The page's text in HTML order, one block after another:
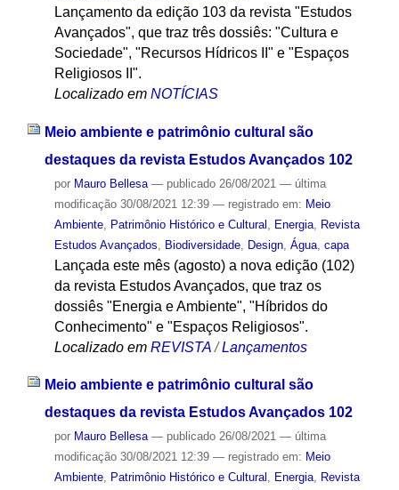
Lançamento da edição 103 da revista "Estudos
Avançados", que traz três dossiês: "Cultura e
Sociedade", "Recursos Hídricos II" e "Espaços
Religiosos II".
Localizado em NOTÍCIAS
Meio ambiente e patrimônio cultural são
destaques da revista Estudos Avançados 102
por Mauro Bellesa — publicado26/08/2021 — última
modificação30/08/2021 12:39 — registrado em: Meio
Ambiente, Patrimônio Histórico e Cultural Energia, Revista
Estudos Avançados
Biodiversidade, Design, Água, capa
Lançada este mês (agosto) a nova edição (102)
da revista Estudos Avançados, que traz os
dossiês "Energia e Ambiente", "Híbridos do
Conhecimento" e "Espaços Religiosos".
Localizado em REVISTA /Lançamentos
Meio ambiente e patrimônio cultural são
destaques da revista Estudos Avançados 102
por Mauro Bellesa — publicado26/08/2021 — última
modificação30/08/2021 12:39 — registrado em: Meio
Ambiente, Patrimônio Histórico e Cultural , Energia, Revista